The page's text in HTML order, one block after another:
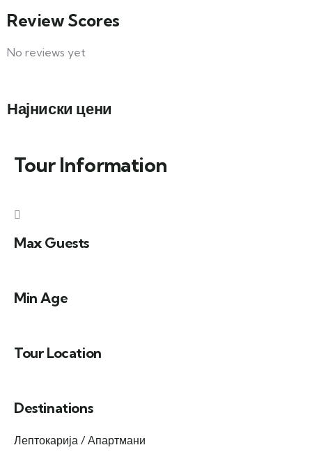
Review Scores
No reviews yet
Најниски цени
Tour Information
Max Guests
Min Age
Tour Location
Destinations
Лептокарија / Апартмани